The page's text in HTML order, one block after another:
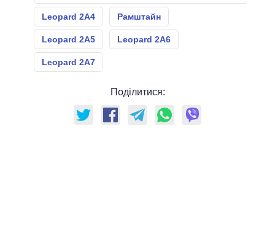
Leopard 2A4 Рамштайн
Leopard 2А5 Leopard 2А6
Leopard 2А7
Поділитися: